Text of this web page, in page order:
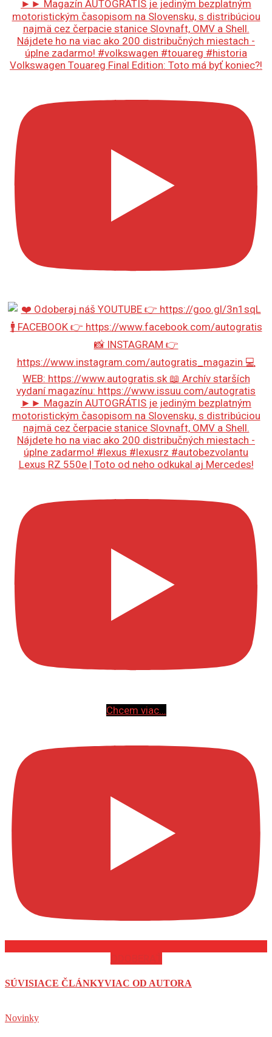
Volkswagen Touareg Final Edition: Toto má byť koniec?!
Lexus RZ 550e | Toto od neho odkukal aj Mercedes!
Chcem viac...
SÚVISIACE ČLÁNKYVIAC OD AUTORA
Novinky